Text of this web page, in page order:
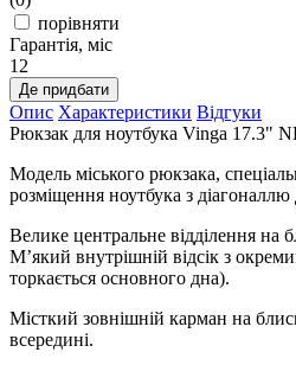
порівняти
Гарантія, міс
12
Де придбати
Опис Характеристики Відгуки
Рюкзак для ноутбука Vinga 17.3"
Модель міського рюкзака,
розміщення ноутбука з діагоналлю
Велике центральне відділення на
М’який внутрішній відсік з
торкається основного дна).
Місткий зовнішній карман на
всередині.